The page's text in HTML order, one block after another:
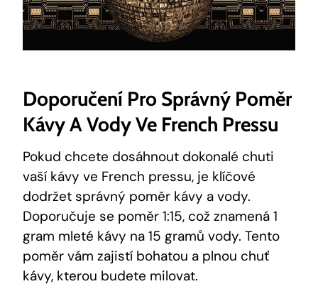
Doporučení Pro Správný Poměr
Kávy A Vody Ve French Pressu
Pokud chcete dosáhnout dokonalé chuti
vaší kávy ve French pressu, je klíčové
dodržet správný poměr kávy a vody.
Doporučuje se poměr 1:15, což znamená 1
gram mleté kávy na 15 gramů vody. Tento
poměr vám zajistí bohatou a plnou chuť
kávy, kterou budete milovat.